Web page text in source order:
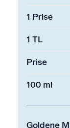
1 Prise
1 TL
Prise
100 ml
Goldene